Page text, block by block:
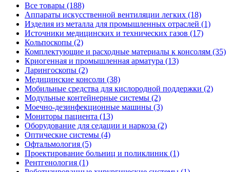
Все товары (188)
Аппараты искусственной вентиляции легких (18)
Изделия из металла для промышленных отраслей (1)
Источники медицинских и технических газов (17)
Кольпоскопы (2)
Комплектующие и расходные материалы к консолям (35)
Криогенная и промышленная арматура (13)
Ларингоскопы (2)
Медицинские консоли (38)
Мобильные средства для кислородной поддержки (2)
Модульные контейнерные системы (2)
Моечно-дезинфекционные машины (3)
Мониторы пациента (13)
Оборудование для седации и наркоза (2)
Оптические системы (4)
Офтальмология (5)
Проектирование больниц и поликлиник (1)
Рентгенология (1)